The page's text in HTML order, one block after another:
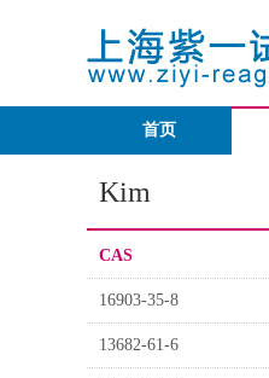
首页
Kim
CAS
16903-35-8
13682-61-6